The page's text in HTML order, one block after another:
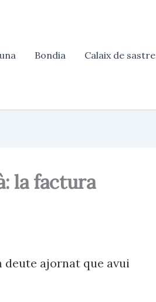
Bondia Calaix de sastre
la factura
deute ajornat que avui